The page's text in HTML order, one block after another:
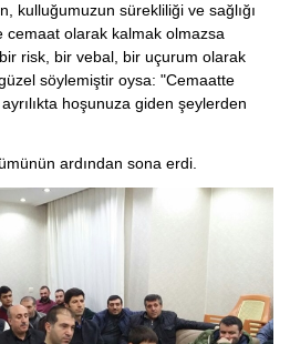
kulluğumuzun sürekliliği ve sağlığı
cemaat olarak kalmak olmazsa
bir risk, bir vebal, bir uçurum olarak
söylemiştir oysa: "Cemaatte
hoşunuza giden şeylerden
ardından sona erdi.